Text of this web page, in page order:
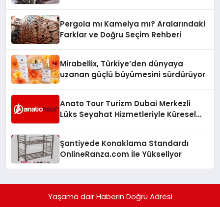
Pergola mı Kamelya mı? Aralarındaki
Farklar ve Doğru Seçim Rehberi
Mirabellix, Türkiye’den dünyaya
uzanan güçlü büyümesini sürdürüyor
Anato Tour Turizm Dubai Merkezli
Lüks Seyahat Hizmetleriyle Küresel
Şantiyede Konaklama Standardı
OnlineRanza.com İle Yükseliyor
Yaşama dair Haberin Doğru Adresi